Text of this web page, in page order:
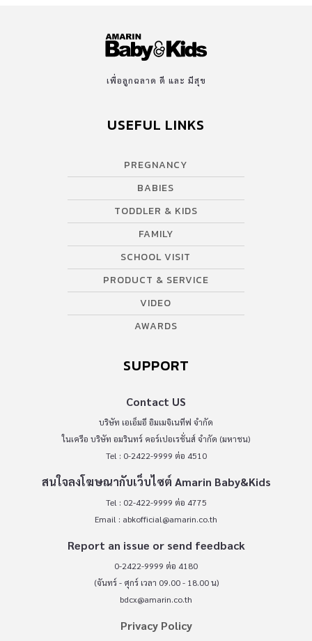
เพื่อลูกฉลาด ดี และ มีสุข
USEFUL LINKS
PREGNANCY
BABIES
TODDLER & KIDS
FAMILY
SCHOOL VISIT
PRODUCT & SERVICE
VIDEO
AWARDS
SUPPORT
Contact US
บริษัท เอเอ็มอี อิมเมจิเนทีฟ จำกัด
ในเครือ บริษัท อมรินทร์ คอร์เปอเรชั่นส์ จำกัด (มหาชน)
Tel : 0-2422-9999 ต่อ 4510
สนใจลงโฆษณากับเว็บไซต์ Amarin Baby&Kids
Tel : 02-422-9999 ต่อ 4775
Email : abkofficial@amarin.co.th
Report an issue or send feedback
0-2422-9999 ต่อ 4180
(จันทร์ - ศุกร์ เวลา 09.00 - 18.00 น)
bdcx@amarin.co.th
Privacy Policy